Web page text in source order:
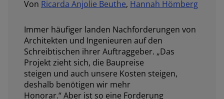
Von Ricarda Anjolie Beuthe, Hannah Hömberg
Immer häufiger landen Nachforderungen von
Architekten und Ingenieuren auf den
Schreibtischen ihrer Auftraggeber. „Das
Projekt zieht sich, die Baupreise
steigen und auch unsere Kosten steigen,
deshalb benötigen wir mehr
Honorar.“ Aber ist so eine Forderung